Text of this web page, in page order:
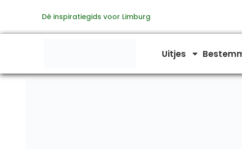
de
Dé inspiratiegids voor Limburg
Uitjes